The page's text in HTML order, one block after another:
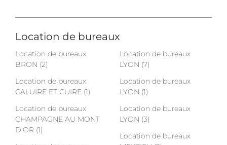
Location de bureaux
Location de bureaux
BRON (2)
Location de bureaux
CALUIRE ET CUIRE (1)
Location de bureaux
CHAMPAGNE AU MONT
D'OR (1)
Location de bureaux
LYON (7)
Location de bureaux
LYON (1)
Location de bureaux
LYON (3)
Location de bureaux